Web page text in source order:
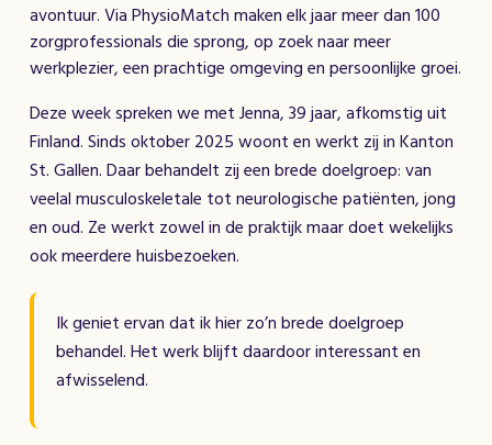
avontuur. Via PhysioMatch maken elk jaar meer dan 100
zorgprofessionals die sprong, op zoek naar meer
werkplezier, een prachtige omgeving en persoonlijke groei.
Deze week spreken we met Jenna, 39 jaar, afkomstig uit
Finland. Sinds oktober 2025 woont en werkt zij in Kanton
St. Gallen. Daar behandelt zij een brede doelgroep: van
veelal musculoskeletale tot neurologische patiënten, jong
en oud. Ze werkt zowel in de praktijk maar doet wekelijks
ook meerdere huisbezoeken.
Ik geniet ervan dat ik hier zo’n brede doelgroep
behandel. Het werk blijft daardoor interessant en
afwisselend.